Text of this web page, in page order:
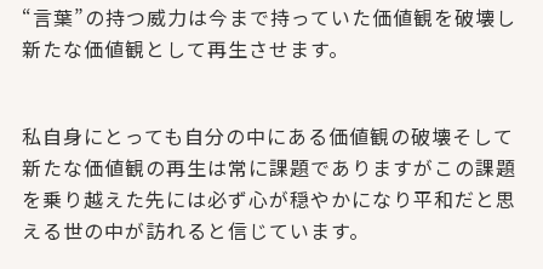
“言葉”の持つ威力は今まで持っていた価値観を破壊し
新たな価値観として再生させます。
私自身にとっても自分の中にある価値観の破壊そして
新たな価値観の再生は常に課題でありますがこの課題
を乗り越えた先には必ず心が穏やかになり平和だと思
える世の中が訪れると信じています。